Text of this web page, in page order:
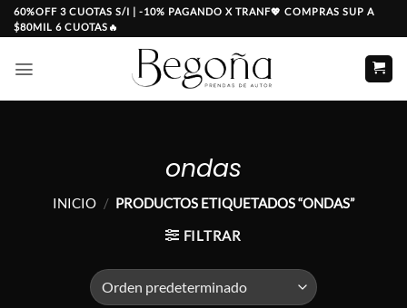
Saltar
60%OFF 3 CUOTAS S/I | -10% PAGANDO X TRANF💖 COMPRAS SUP A
$80MIL 6 CUOTAS🔥
ondas
INICIO / PRODUCTOS ETIQUETADOS “ONDAS”
FILTRAR